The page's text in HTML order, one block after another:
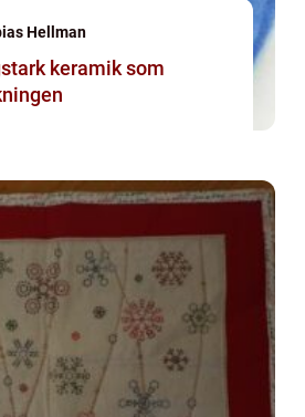
Hellman
keramik som